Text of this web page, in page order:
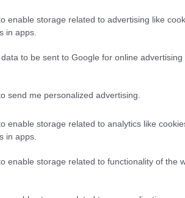
enable storage related to advertising like
in apps.
to be sent to Google for online advertising
send me personalized advertising.
enable storage related to analytics like
in apps.
enable storage related to functionality of the